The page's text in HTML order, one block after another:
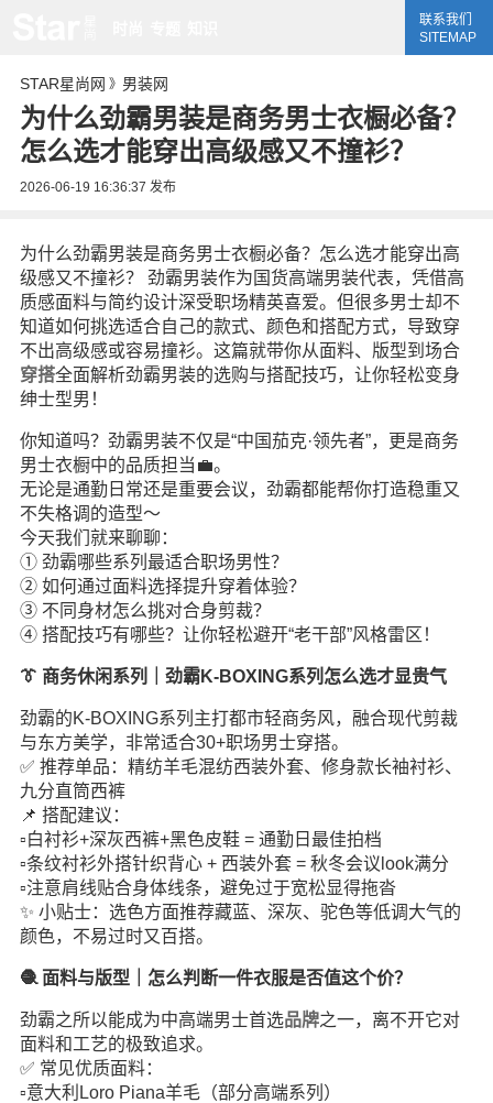
联系我们
SITEMAP
STAR星尚网 》 男装网
为什么劲霸男装是商务男士衣橱必备？
怎么选才能穿出高级感又不撞衫？
2026-06-19 16:36:37 发布
为什么劲霸男装是商务男士衣橱必备？怎么选才能穿出高
级感又不撞衫？ 劲霸男装作为国货高端男装代表，凭借高
质感面料与简约设计深受职场精英喜爱。但很多男士却不
知道如何挑选适合自己的款式、颜色和搭配方式，导致穿
不出高级感或容易撞衫。这篇就带你从面料、版型到场合
穿搭全面解析劲霸男装的选购与搭配技巧，让你轻松变身
绅士型男！
你知道吗？劲霸男装不仅是“中国茄克·领先者”，更是商务
男士衣橱中的品质担当💼。
无论是通勤日常还是重要会议，劲霸都能帮你打造稳重又
不失格调的造型～
今天我们就来聊聊：
① 劲霸哪些系列最适合职场男性？
② 如何通过面料选择提升穿着体验？
③ 不同身材怎么挑对合身剪裁？
④ 搭配技巧有哪些？让你轻松避开“老干部”风格雷区！
👔 商务休闲系列｜劲霸K-BOXING系列怎么选才显贵气
劲霸的K-BOXING系列主打都市轻商务风，融合现代剪裁
与东方美学，非常适合30+职场男士穿搭。
✅ 推荐单品：精纺羊毛混纺西装外套、修身款长袖衬衫、
九分直筒西裤
📌 搭配建议：
▫️白衬衫+深灰西裤+黑色皮鞋 = 通勤日最佳拍档
▫️条纹衬衫外搭针织背心 + 西装外套 = 秋冬会议look满分
▫️注意肩线贴合身体线条，避免过于宽松显得拖沓
✨ 小贴士：选色方面推荐藏蓝、深灰、驼色等低调大气的
颜色，不易过时又百搭。
🧶 面料与版型｜怎么判断一件衣服是否值这个价？
劲霸之所以能成为中高端男士首选品牌之一，离不开它对
面料和工艺的极致追求。
✅ 常见优质面料：
▫️意大利Loro Piana羊毛（部分高端系列）